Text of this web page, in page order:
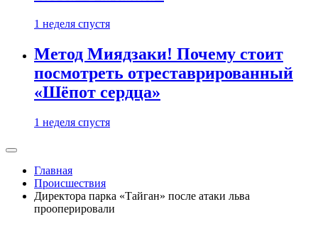
1 неделя спустя
Метод Миядзаки! Почему стоит
посмотреть отреставрированный
«Шёпот сердца»
1 неделя спустя
Главная
Происшествия
Директора парка «Тайган» после атаки льва
прооперировали